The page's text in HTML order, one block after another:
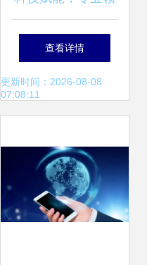
航 盛唐汇·大唐财
富打造一站式财富
查看详情
更新时间：2026-08-08
07:08:11